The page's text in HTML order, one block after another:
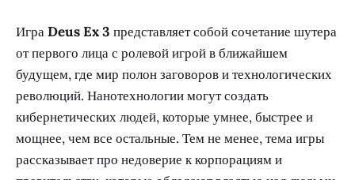
ИграDeus Ex 3 представляет собой сочетание шутера
от первого лица с ролевой игрой в ближайшем
будущем, где мир полон заговоров и технологических
революций. Нанотехнологии могут создать
кибернетических людей, которые умнее, быстрее и
мощнее, чем все остальные. Тем не менее, тема игры
рассказывает про недоверие к корпорациям и